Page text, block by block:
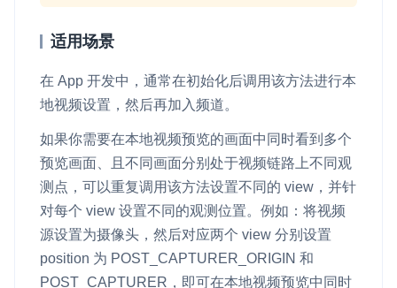
适用场景
在 App 开发中，通常在初始化后调用该方法进行本
地视频设置，然后再加入频道。
如果你需要在本地视频预览的画面中同时看到多个
预览画面、且不同画面分别处于视频链路上不同观
测点，可以重复调用该方法设置不同的 view ，并针
对每个 view 设置不同的观测位置。例如：将视频
源设置为摄像头，然后对应两个 view 分别设置
position 为 POST_CAPTURER_ORIGIN 和
POST_CAPTURER ，即可在本地视频预览中同时